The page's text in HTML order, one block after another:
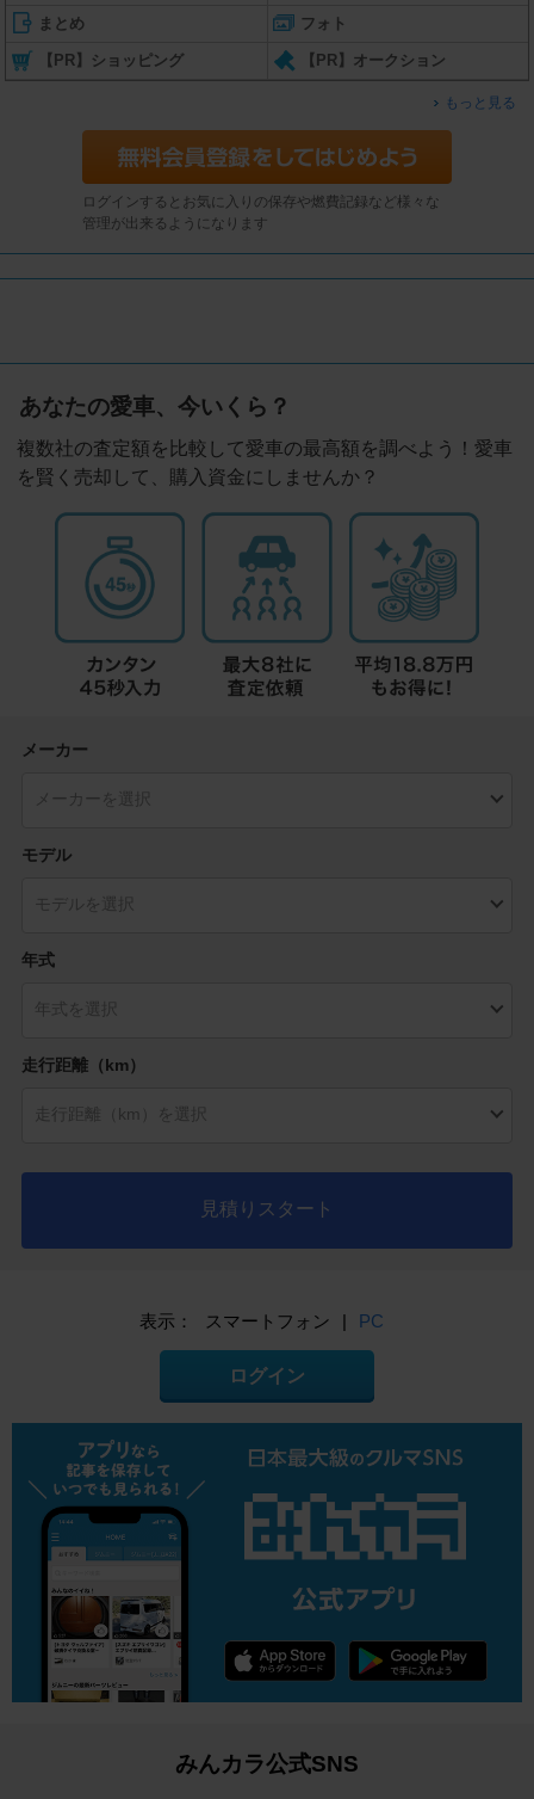
まとめ フォト
【PR】ショッピング 【PR】オークション
もっと見る
ログインするとお気に入りの保存や燃費記録など様々な
管理が出来るようになります
あなたの愛車、今いくら？
複数社の査定額を比較して愛車の最高額を調べよう！愛車
を賢く売却して、購入資金にしませんか？
メーカー
モデル
年式
走行距離（km）
見積りスタート
表示： スマートフォン | PC
ログイン
みんカラ公式SNS